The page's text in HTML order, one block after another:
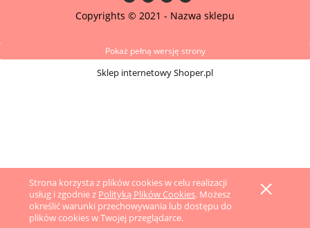
Strona korzysta z plików cookies w celu realizacji
usług i zgodnie z Polityką Plików Cookies. Możesz
określić warunki przechowywania lub dostępu do
plików cookies w Twojej przeglądarce.
Copyrights © 2021 - Nazwa sklepu
Pokaż pełną wersję strony
Sklep internetowy Shoper.pl